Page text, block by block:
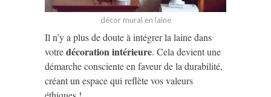
décor mural en laine
Il n’y a plus de doute à intégrer la laine dans
votredécoration intérieure. Cela devient une
démarche consciente en faveur de la durabilité,
créant un espace qui reflète vos valeurs